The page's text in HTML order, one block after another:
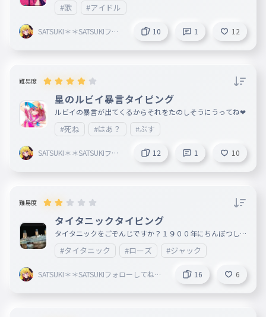
#歌 #アイドル
SATSUKI＊＊SATSUKIフォ
10 1 12
難易度
星のルビイ暴言タイピング
ルビイの暴言が出てくるからそれをたのしそうにうってね❤
#死ね #はあ？ #ぶす
SATSUKI＊＊SATSUKIフォ
12 1 10
難易度
タイタニックタイピング
タイタニックをごぞんじですか？１９００年にちんぼつした
タイタニック号です。これはうそじゃないよ！３０００人
もの半分の人が海の底に沈みました。５００人ぐらい沈みま
した。氷山があって真っ直ぐに氷山にぶつかっていたら沈ま
なかったのにタイタニック号は海の底に沈みました。そのタ
イタニック号は横にずらしたので右の下に傷をつけました。
そのためタイタニック号は沈みました。テレビでやってるぜ
#タイタニック #ローズ #ジャック
SATSUKI＊＊SATSUKIフォローしてね絶
16 6